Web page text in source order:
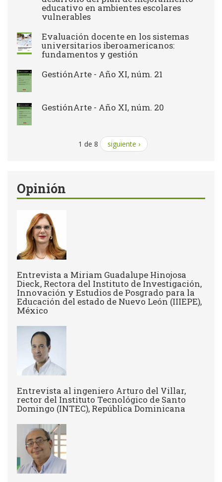
educativo en ambientes escolares
vulnerables
Evaluación docente en los sistemas
universitarios iberoamericanos:
fundamentos y gestión
GestiónArte - Año XI, núm. 21
GestiónArte - Año XI, núm. 20
1 de 8 siguiente ›
Opinión
Entrevista a Miriam Guadalupe Hinojosa
Dieck, Rectora del Instituto de Investigación,
Innovación y Estudios de Posgrado para la
Educación del estado de Nuevo León (IIIEPE),
México
Entrevista al ingeniero Arturo del Villar,
rector del Instituto Tecnológico de Santo
Domingo (INTEC), República Dominicana